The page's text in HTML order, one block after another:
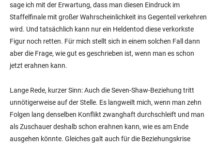
sage ich mit der Erwartung, dass man diesen Eindruck im
Staffelfinale mit großer Wahrscheinlichkeit ins Gegenteil verkehren
wird. Und tatsächlich kann nur ein Heldentod diese verkorkste
Figur noch retten. Für mich stellt sich in einem solchen Fall dann
aber die Frage, wie gut es geschrieben ist, wenn man es schon
jetzt erahnen kann.
Lange Rede, kurzer Sinn: Auch die Seven-Shaw-Beziehung tritt
unnötigerweise auf der Stelle. Es langweilt mich, wenn man zehn
Folgen lang denselben Konflikt zwanghaft durchschleift und man
als Zuschauer deshalb schon erahnen kann, wie es am Ende
ausgehen könnte. Gleiches galt auch für die Beziehungskrise